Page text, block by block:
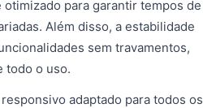
para garantir tempos de
Além disso, a estabilidade
sem travamentos,
todo o uso.
adaptado para todos os